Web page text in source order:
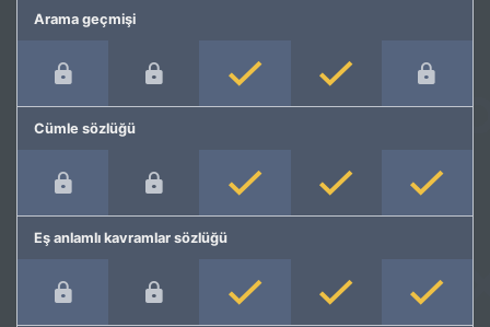
Arama geçmişi
Cümle sözlüğü
Eş anlamlı kavramlar sözlüğü